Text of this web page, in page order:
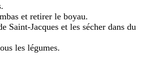
et retirer le boyau.
Saint-Jacques et les sécher dans du
les légumes.